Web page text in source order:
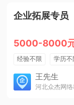
企业拓展专员
5000-8000
经验不限 学历不
奖励计划
综合补
王先生